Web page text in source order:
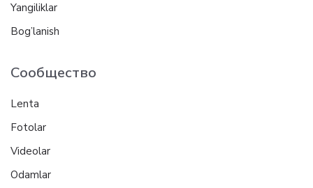
Yangiliklar
Bog’lanish
Сообщество
Lenta
Fotolar
Videolar
Odamlar